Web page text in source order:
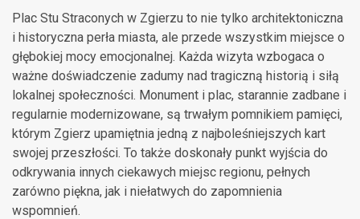
Plac Stu Straconych w Zgierzu to nie tylko architektoniczna
i historyczna perła miasta, ale przede wszystkim miejsce o
głębokiej mocy emocjonalnej. Każda wizyta wzbogaca o
ważne doświadczenie zadumy nad tragiczną historią i siłą
lokalnej społeczności. Monument i plac, starannie zadbane i
regularnie modernizowane, są trwałym pomnikiem pamięci,
którym Zgierz upamiętnia jedną z najboleśniejszych kart
swojej przeszłości. To także doskonały punkt wyjścia do
odkrywania innych ciekawych miejsc regionu, pełnych
zarówno piękna, jak i niełatwych do zapomnienia
wspomnień.